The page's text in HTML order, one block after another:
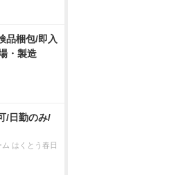
品梱包/即入
・製造
/日勤のみ/
はくとう春日